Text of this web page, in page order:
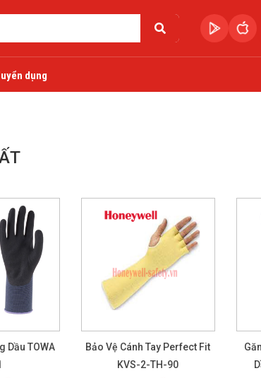
dụng
Dầu TOWA
Bảo Vệ Cánh Tay Perfect Fit
KVS-2-TH-90